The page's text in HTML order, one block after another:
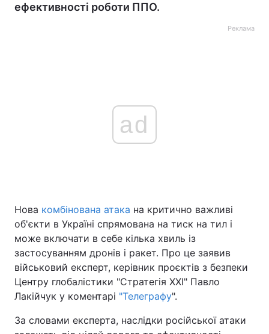
ефективності роботи ППО.
Реклама
ad
Нова комбінована атака на критично важливі
об'єкти в Україні спрямована на тиск на тил і
може включати в себе кілька хвиль із
застосуванням дронів і ракет. Про це заявив
військовий експерт, керівник проєктів з безпеки
Центру глобалістики "Стратегія ХХІ" Павло
Лакійчук у коментарі "Телеграфу".
За словами експерта, наслідки російської атаки